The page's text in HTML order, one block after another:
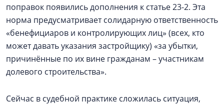
поправок появились дополнения к статье 23-2. Эта
норма предусматривает солидарную ответственность
«бенефициаров и контролирующих лиц» (всех, кто
может давать указания застройщику) «за убытки,
причинённые по их вине гражданам – участникам
долевого строительства».
Сейчас в судебной практике сложилась ситуация,